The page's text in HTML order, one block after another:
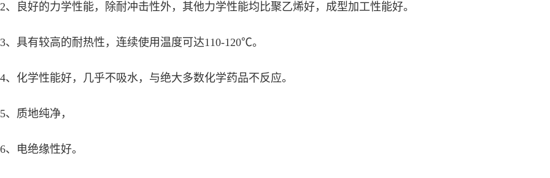
2、良好的力学性能，除耐冲击性外，其他力学性能均比聚乙烯好，成型加工性能好。
3、具有较高的耐热性，连续使用温度可达110-120℃。
4、化学性能好，几乎不吸水，与绝大多数化学药品不反应。
5、质地纯净，
6、电绝缘性好。